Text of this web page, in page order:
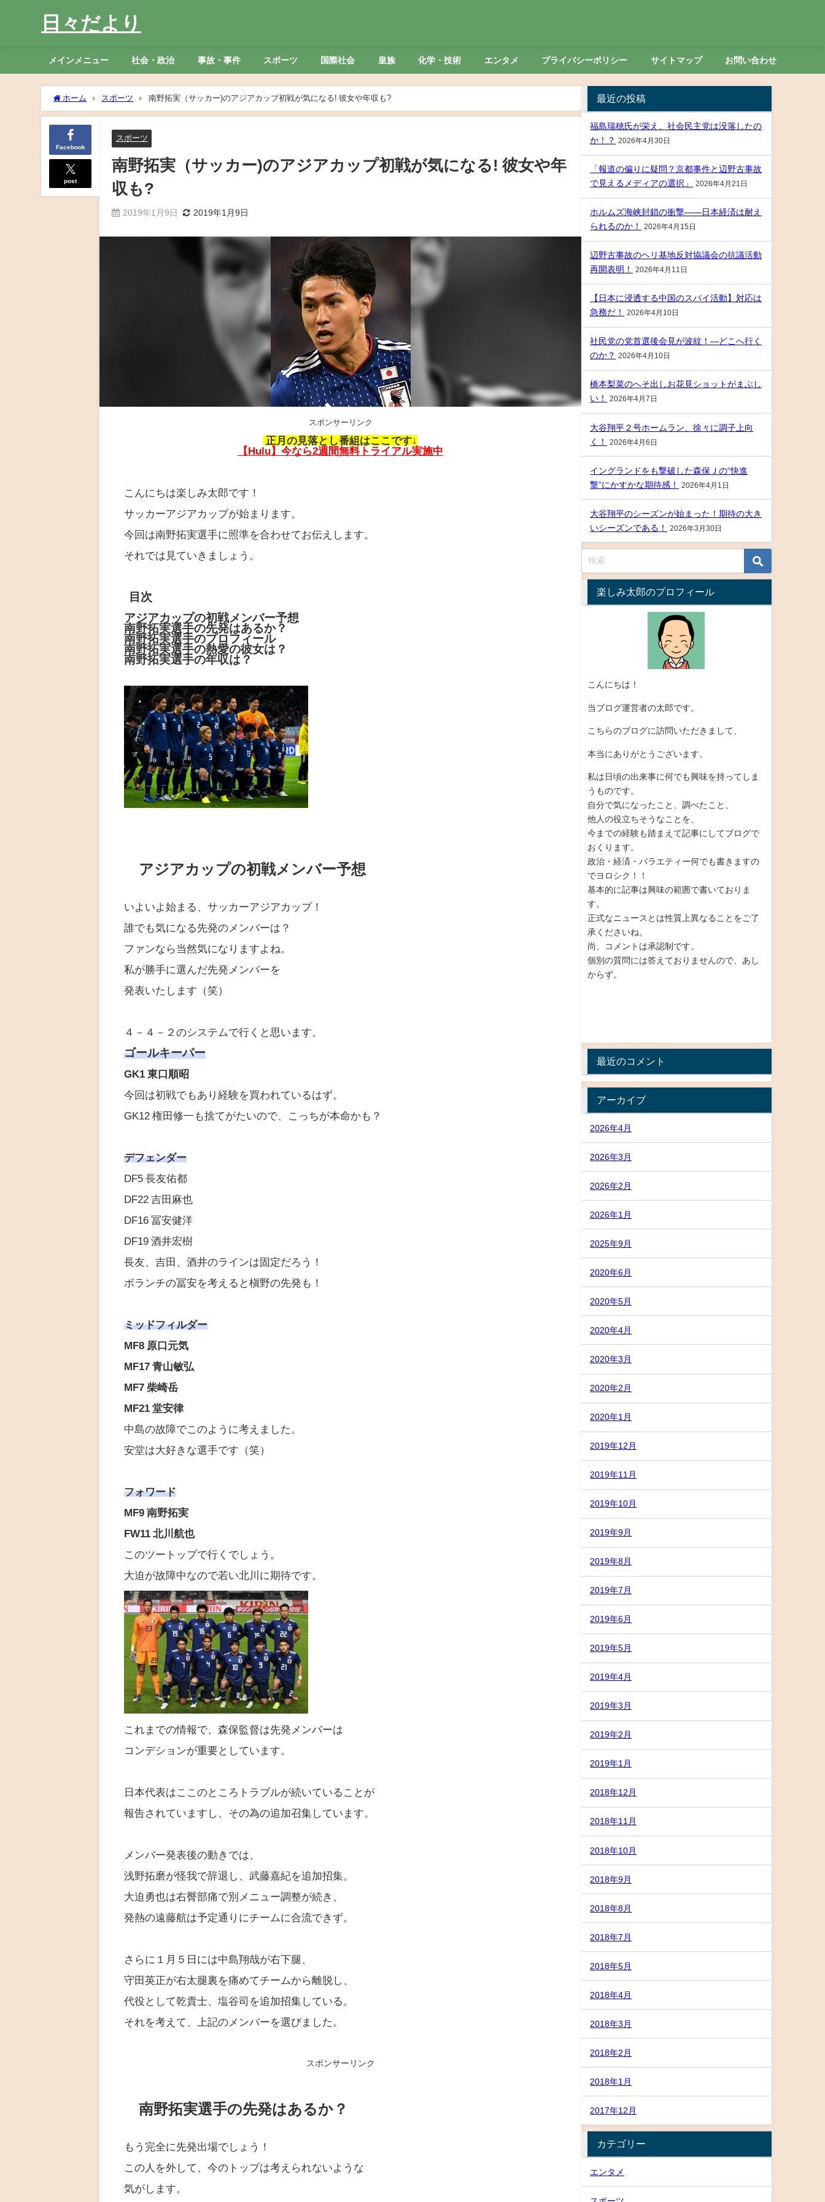
日々だより
メインメニュー 社会・政治 事故・事件 スポーツ 国際社会 皇族 化学・技術 エンタメ プライバシーポリシー サイトマップ お問い合わせ
ホーム スポーツ 南野拓実（サッカー)のアジアカップ初戦が気になる! 彼女や年収も?
Facebook
post
スポーツ
南野拓実（サッカー)のアジアカップ初戦が気になる! 彼女や年
収も?
2019年1月9日 2019年1月9日
スポンサーリンク
正月の見落とし番組はここです↓
【Hulu】今なら2週間無料トライアル実施中
こんにちは楽しみ太郎です！
サッカーアジアカップが始まります。
今回は南野拓実選手に照準を合わせてお伝えします。
それでは見ていきましょう。
目次
アジアカップの初戦メンバー予想
南野拓実選手の先発はあるか？
南野拓実選手のプロフィール
南野拓実選手の熱愛の彼女は？
南野拓実選手の年収は？
アジアカップの初戦メンバー予想
いよいよ始まる、サッカーアジアカップ！
誰でも気になる先発のメンバーは？
ファンなら当然気になりますよね。
私が勝手に選んだ先発メンバーを
発表いたします（笑）
４－４－２のシステムで行くと思います。
ゴールキーパー
GK1 東口順昭
今回は初戦でもあり経験を買われているはず。
GK12 権田修一も捨てがたいので、こっちが本命かも？
デフェンダー
DF5 長友佑都
DF22 吉田麻也
DF16 冨安健洋
DF19 酒井宏樹
長友、吉田、酒井のラインは固定だろう！
ボランチの冨安を考えると槇野の先発も！
ミッドフィルダー
MF8 原口元気
MF17 青山敏弘
MF7 柴崎岳
MF21 堂安律
中島の故障でこのように考えました。
安堂は大好きな選手です（笑）
フォワード
MF9 南野拓実
FW11 北川航也
このツートップで行くでしょう。
大迫が故障中なので若い北川に期待です。
これまでの情報で、森保監督は先発メンバーは
コンデションが重要としています。
日本代表はここのところトラブルが続いていることが
報告されていますし、その為の追加召集しています。
メンバー発表後の動きでは、
浅野拓磨が怪我で辞退し、武藤嘉紀を追加招集。
大迫勇也は右臀部痛で別メニュー調整が続き、
発熱の遠藤航は予定通りにチームに合流できず。
さらに１月５日には中島翔哉が右下腿、
守田英正が右太腿裏を痛めてチームから離脱し、
代役として乾貴士、塩谷司を追加招集している。
それを考えて、上記のメンバーを選びました。
スポンサーリンク
南野拓実選手の先発はあるか？
もう完全に先発出場でしょう！
この人を外して、今のトップは考えられないような
気がします。
最近の投稿
福島瑞穂氏が栄え、社会民主党は没落したの
か！？ 2026年4月30日
「報道の偏りに疑問？京都事件と辺野古事故
で見えるメディアの選択」
2026年4月21日
ホルムズ海峡封鎖の衝撃――日本経済は耐え
られるのか！
2026年4月15日
辺野古事故のヘリ基地反対協議会の抗議活動
再開表明！
2026年4月11日
【日本に浸透する中国のスパイ活動】対応は
急務だ！
2026年4月10日
社民党の党首選後会見が波紋！―どこへ行く
のか？ 2026年4月10日
橋本梨菜のへそ出しお花見ショットがまぶし
い！
2026年4月7日
大谷翔平２号ホームラン、徐々に調子上向
く！
2026年4月6日
イングランドをも撃破した森保Ｊの“快進
撃”にかすかな期待感！
2026年4月1日
大谷翔平のシーズンが始まった！期待の大き
いシーズンである！
2026年3月30日
楽しみ太郎のプロフィール
こんにちは！
当ブログ運営者の太郎です。
こちらのブログに訪問いただきまして、
本当にありがとうございます。
私は日頃の出来事に何でも興味を持ってしま
うものです。
自分で気になったこと、調べたこと、
他人の役立ちそうなことを、
今までの経験も踏まえて記事にしてブログで
おくります。
政治・経済・バラエティー何でも書きますの
でヨロシク！！
基本的に記事は興味の範囲で書いておりま
す。
正式なニュースとは性質上異なることをご了
承くださいね。
尚、コメントは承認制です。
個別の質問には答えておりませんので、あし
からず。
最近のコメント
アーカイブ
2026年4月
2026年3月
2026年2月
2026年1月
2025年9月
2020年6月
2020年5月
2020年4月
2020年3月
2020年2月
2020年1月
2019年12月
2019年11月
2019年10月
2019年9月
2019年8月
2019年7月
2019年6月
2019年5月
2019年4月
2019年3月
2019年2月
2019年1月
2018年12月
2018年11月
2018年10月
2018年9月
2018年8月
2018年7月
2018年5月
2018年4月
2018年3月
2018年2月
2018年1月
2017年12月
カテゴリー
エンタメ